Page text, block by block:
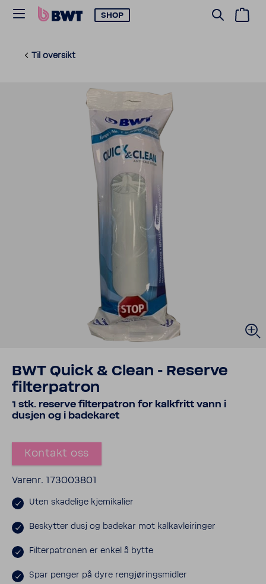
SHOP
Til oversikt
BWT Quick & Clean - Reserve
filterpatron
1 stk. reserve filterpatron for kalkfritt vann i
dusjen og i badekaret
Kontakt oss
Varenr. 173003801
Uten skadelige kjemikalier
Beskytter dusj og badekar mot kalkavleiringer
Filterpatronen er enkel å bytte
Spar penger på dyre rengjøringsmidler